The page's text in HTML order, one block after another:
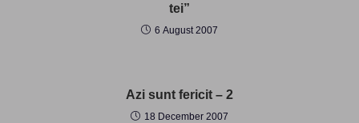
tei”
6 August 2007
Azi sunt fericit – 2
18 December 2007